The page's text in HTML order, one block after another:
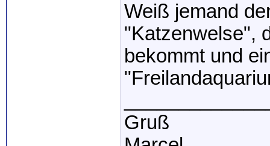
Weiß jemand
"Katzenwelse",
bekommt und
Gruß